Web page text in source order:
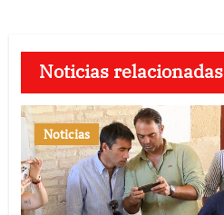
Noticias relacionadas
Noticias